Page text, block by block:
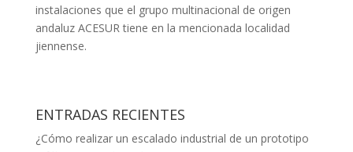
instalaciones que el grupo multinacional de origen
andaluz ACESUR tiene en la mencionada localidad
jiennense.
ENTRADAS RECIENTES
¿Cómo realizar un escalado industrial de un prototipo